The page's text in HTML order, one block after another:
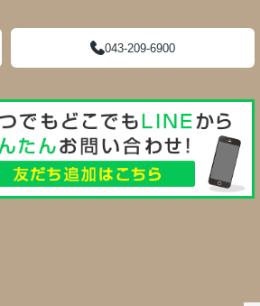
043-209-6900